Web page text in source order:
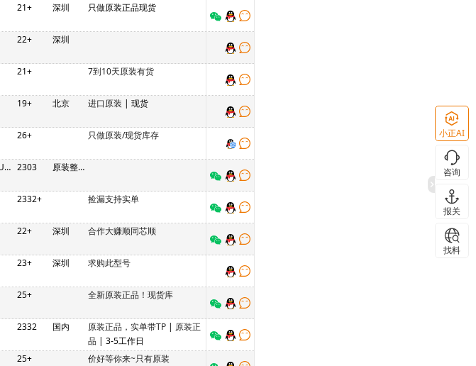
21+ 深圳 只做原装正品现货
22+ 深圳
21+ 7到10天原装有货
19+ 北京 进口原装 | 现货
26+ 只做原装/现货库存
TEXAS INSTRUMENTS/德州仪器 2303 原装整包 现货交易 当日送货
2332+ 捡漏支持实单
22+ 深圳 合作大赚顺同芯顺
23+ 深圳 求购此型号
25+ 全新原装正品！现货库
2332 国内 原装正品，实单带TP | 原装正
品 | 3-5工作日
25+ 价好等你来~只有原装
小正AI
咨询
报关
找料